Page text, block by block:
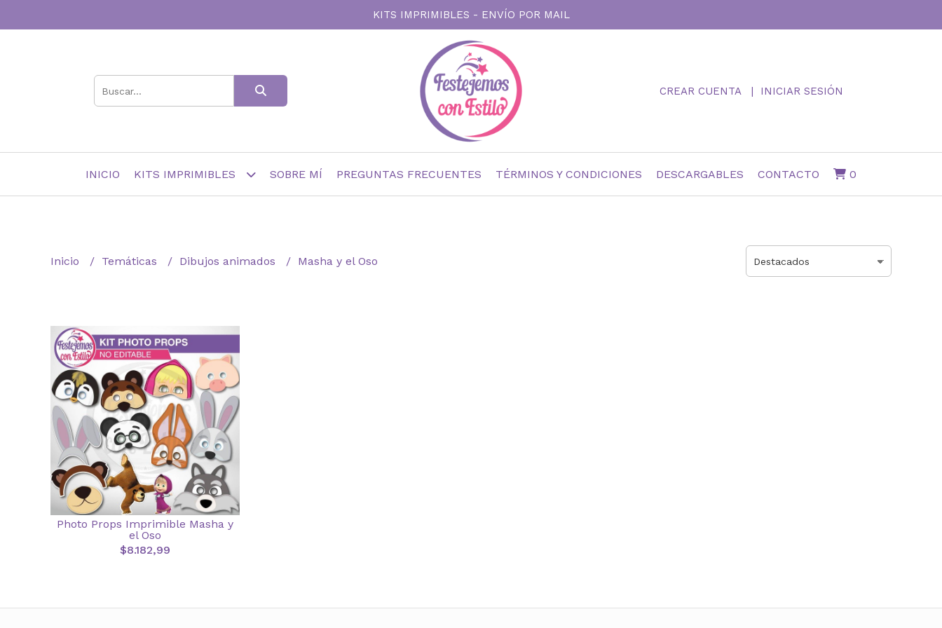
KITS IMPRIMIBLES - ENVÍO POR MAIL
CREAR CUENTA INICIAR SESIÓN
INICIO KITS IMPRIMIBLES SOBRE MÍ PREGUNTAS FRECUENTES TÉRMINOS Y CONDICIONES DESCARGABLES CONTACTO 0
Inicio Temáticas Dibujos animados Masha y el Oso
Photo Props Imprimible Masha y
el Oso
$8.182,99